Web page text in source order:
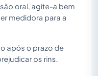
oral, agite-a bem
medidora para a
após o prazo de
os rins.